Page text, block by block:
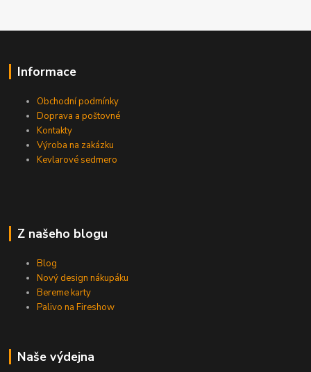
Informace
Obchodní podmínky
Doprava a poštovné
Kontakty
Výroba na zakázku
Kevlarové sedmero
Z našeho blogu
Blog
Nový design nákupáku
Bereme karty
Palivo na Fireshow
Naše výdejna